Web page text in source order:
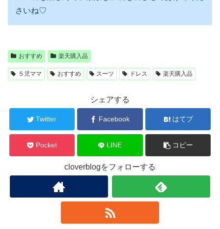
さいね♡
おすすめ 楽天購入品
５児ママ おすすめ スーツ ドレス 楽天購入品
シェアする
Twitter Facebook はてブ
Pocket LINE コピー
cloverblogをフォローする